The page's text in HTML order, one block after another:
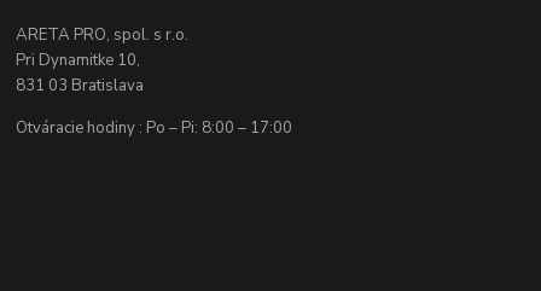
ARETA PRO, spol. s r.o.
Pri Dynamitke 10,
831 03 Bratislava
Otváracie hodiny : Po – Pi: 8:00 – 17:00